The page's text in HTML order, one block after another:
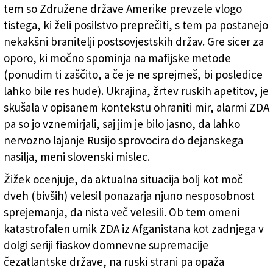
tem so Združene države Amerike prevzele vlogo
tistega, ki želi posilstvo preprečiti, s tem pa postanejo
nekakšni branitelji postsovjestskih držav. Gre sicer za
oporo, ki močno spominja na mafijske metode
(ponudim ti zaščito, a če je ne sprejmeš, bi posledice
lahko bile res hude). Ukrajina, žrtev ruskih apetitov, je
skušala v opisanem kontekstu ohraniti mir, alarmi ZDA
pa so jo vznemirjali, saj jim je bilo jasno, da lahko
nervozno lajanje Rusijo sprovocira do dejanskega
nasilja, meni slovenski mislec.
Žižek ocenjuje, da aktualna situacija bolj kot moč
dveh (bivših) velesil ponazarja njuno nesposobnost
sprejemanja, da nista več velesili. Ob tem omeni
katastrofalen umik ZDA iz Afganistana kot zadnjega v
dolgi seriji fiaskov domnevne supremacije
čezatlantske države, na ruski strani pa opaža